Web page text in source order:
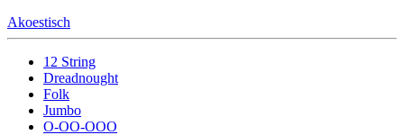
Akoestisch
12 String
Dreadnought
Folk
Jumbo
O-OO-OOO